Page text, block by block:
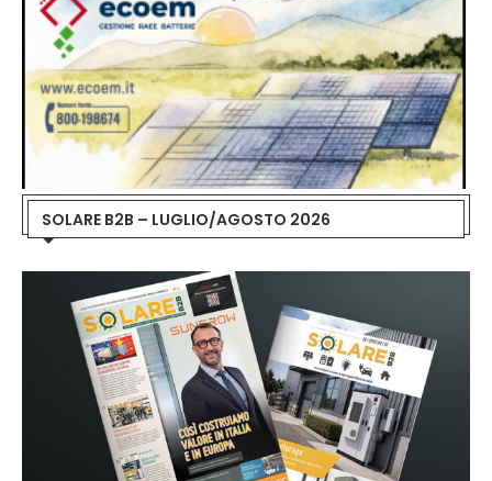
SOLARE B2B – LUGLIO/AGOSTO 2026